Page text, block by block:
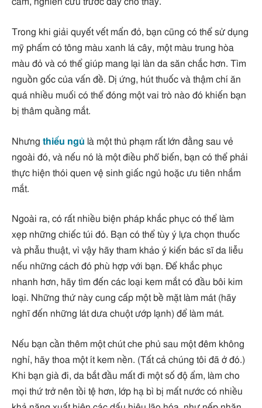
cảm, nghiên cứu trước đây cho thấy.
Trong khi giải quyết vết mẩn đỏ, bạn cũng có thể sử dụng
mỹ phẩm có tông màu xanh lá cây, một màu trung hòa
màu đỏ và có thể giúp mang lại làn da săn chắc hơn. Tìm
nguồn gốc của vấn đề. Dị ứng, hút thuốc và thậm chí ăn
quá nhiều muối có thể đóng một vai trò nào đó khiến bạn
bị thâm quầng mắt.
Nhưng thiếu ngủ là một thủ phạm rất lớn đằng sau vẻ
ngoài đó, và nếu nó là một điều phổ biến, bạn có thể phải
thực hiện thói quen vệ sinh giấc ngủ hoặc ưu tiên nhắm
mắt.
Ngoài ra, có rất nhiều biện pháp khắc phục có thể làm
xẹp những chiếc túi đó. Bạn có thể tùy ý lựa chọn thuốc
và phẫu thuật, vì vậy hãy tham khảo ý kiến ​​bác sĩ da liễu
nếu những cách đó phù hợp với bạn. Để khắc phục
nhanh hơn, hãy tìm đến các loại kem mắt có đầu bôi kim
loại. Những thứ này cung cấp một bề mặt làm mát (hãy
nghĩ đến những lát dưa chuột ướp lạnh) để làm mát.
Nếu bạn cần thêm một chút che phủ sau một đêm không
nghỉ, hãy thoa một ít kem nền. (Tất cả chúng tôi đã ở đó.)
Khi bạn già đi, da bắt đầu mất đi một số độ ẩm, làm cho
mọi thứ trở nên tồi tệ hơn, lớp hạ bì bị mất nước có nhiều